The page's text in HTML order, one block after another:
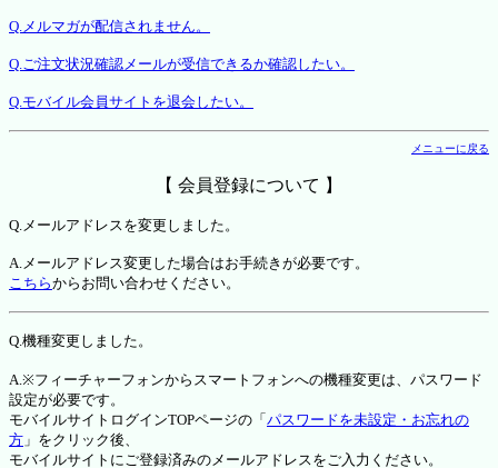
Q.メルマガが配信されません。
Q.ご注文状況確認メールが受信できるか確認したい。
Q.モバイル会員サイトを退会したい。
メニューに戻る
【 会員登録について 】
Q.メールアドレスを変更しました。
A.メールアドレス変更した場合はお手続きが必要です。
こちらからお問い合わせください。
Q.機種変更しました。
A.※フィーチャーフォンからスマートフォンへの機種変更は、パスワード
設定が必要です。
モバイルサイトログインTOPページの「 パスワードを未設定・お忘れの
方 」をクリック後、
モバイルサイトにご登録済みのメールアドレスをご入力ください。